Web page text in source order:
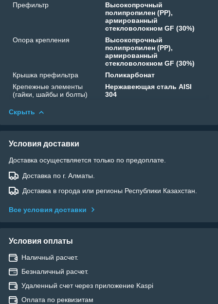
Префильтр
Высокопрочный
полипропилен (PP),
армированный
стекловолокном GF (30%)
Опора крепления
Высокопрочный
полипропилен (PP),
армированный
стекловолокном GF (30%)
Крышка префильтра
Поликарбонат
Крепежные элементы
(гайки, шайбы и болты)
Нержавеющая сталь AISI
304
Скрыть
Условия доставки
Доставка осуществляется только по предоплате.
Доставка по г. Алматы.
Доставка в города или регионы Республики Казахстан.
Все условия доставки
Условия оплаты
Наличный расчет.
Безналичный расчет.
Удаленный счет через приложение Kaspi
Оплата по реквизитам